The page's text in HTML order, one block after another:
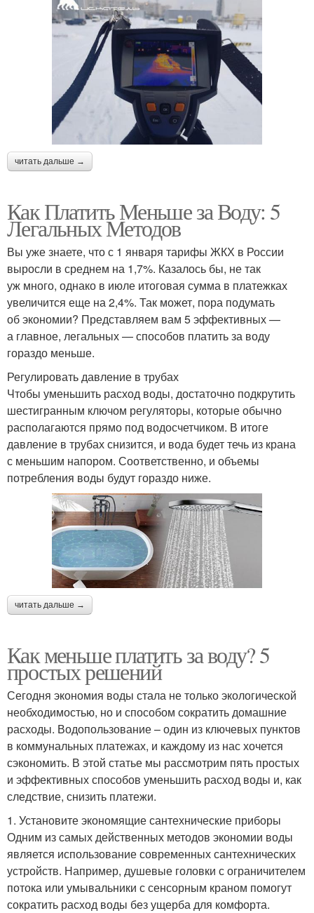
читать дальше →
Как Платить Меньше за Воду: 5
Легальных Методов
Вы уже знаете, что с 1 января тарифы ЖКХ в России
выросли в среднем на 1,7%. Казалось бы, не так
уж много, однако в июле итоговая сумма в платежках
увеличится еще на 2,4%. Так может, пора подумать
об экономии? Представляем вам 5 эффективных —
а главное, легальных — способов платить за воду
гораздо меньше.
Регулировать давление в трубах
Чтобы уменьшить расход воды, достаточно подкрутить
шестигранным ключом регуляторы, которые обычно
располагаются прямо под водосчетчиком. В итоге
давление в трубах снизится, и вода будет течь из крана
с меньшим напором. Соответственно, и объемы
потребления воды будут гораздо ниже.
читать дальше →
Как меньше платить за воду? 5
простых решений
Сегодня экономия воды стала не только экологической
необходимостью, но и способом сократить домашние
расходы. Водопользование – один из ключевых пунктов
в коммунальных платежах, и каждому из нас хочется
сэкономить. В этой статье мы рассмотрим пять простых
и эффективных способов уменьшить расход воды и, как
следствие, снизить платежи.
1. Установите экономящие сантехнические приборы
Одним из самых действенных методов экономии воды
является использование современных сантехнических
устройств. Например, душевые головки с ограничителем
потока или умывальники с сенсорным краном помогут
сократить расход воды без ущерба для комфорта.